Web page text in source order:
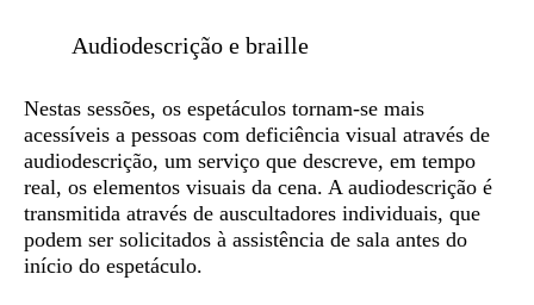
Audiodescrição e braille
Nestas sessões, os espetáculos tornam-se mais
acessíveis a pessoas com deficiência visual através de
audiodescrição, um serviço que descreve, em tempo
real, os elementos visuais da cena. A audiodescrição é
transmitida através de auscultadores individuais, que
podem ser solicitados à assistência de sala antes do
início do espetáculo.